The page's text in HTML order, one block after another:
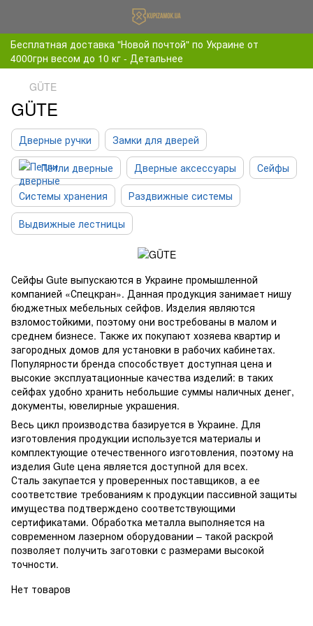
Бесплатная доставка "Новой почтой" по Украине от
4000грн весом до 10 кг - Детальнее
GÜTE
GÜTE
Дверные ручки
Замки для дверей
Петли дверные
Дверные аксессуары
Сейфы
Системы хранения
Раздвижные системы
Выдвижные лестницы
Сейфы Gute выпускаются в Украине промышленной
компанией «Спецкран». Данная продукция занимает нишу
бюджетных мебельных сейфов. Изделия являются
взломостойкими, поэтому они востребованы в малом и
среднем бизнесе. Также их покупают хозяева квартир и
загородных домов для установки в рабочих кабинетах.
Популярности бренда способствует доступная цена и
высокие эксплуатационные качества изделий: в таких
сейфах удобно хранить небольшие суммы наличных денег,
документы, ювелирные украшения.
Весь цикл производства базируется в Украине. Для
изготовления продукции используется материалы и
комплектующие отечественного изготовления, поэтому на
изделия Gute цена является доступной для всех.
Сталь закупается у проверенных поставщиков, а ее
соответствие требованиям к продукции пассивной защиты
имущества подтверждено соответствующими
сертификатами. Обработка металла выполняется на
современном лазерном оборудовании – такой раскрой
позволяет получить заготовки с размерами высокой
точности.
Нет товаров